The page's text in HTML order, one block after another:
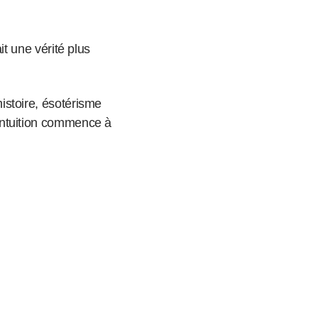
une vérité plus
ésotérisme
commence à